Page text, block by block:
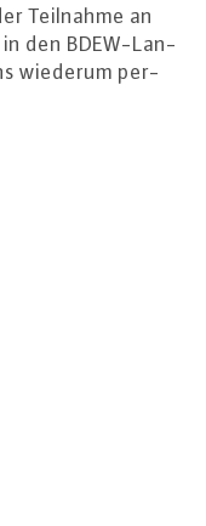
Teilnahme an
den BDEW-Lan­
wiederum per­